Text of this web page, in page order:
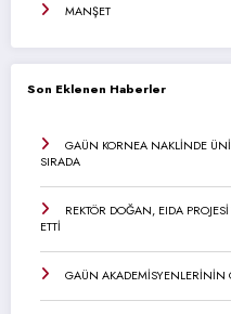
MANŞET
Son Eklenen Haberler
GAÜN KORNEA NAKLİNDE
SIRADA
REKTÖR DOĞAN, EIDA
ETTİ
GAÜN AKADEMİSYENLERİNİN